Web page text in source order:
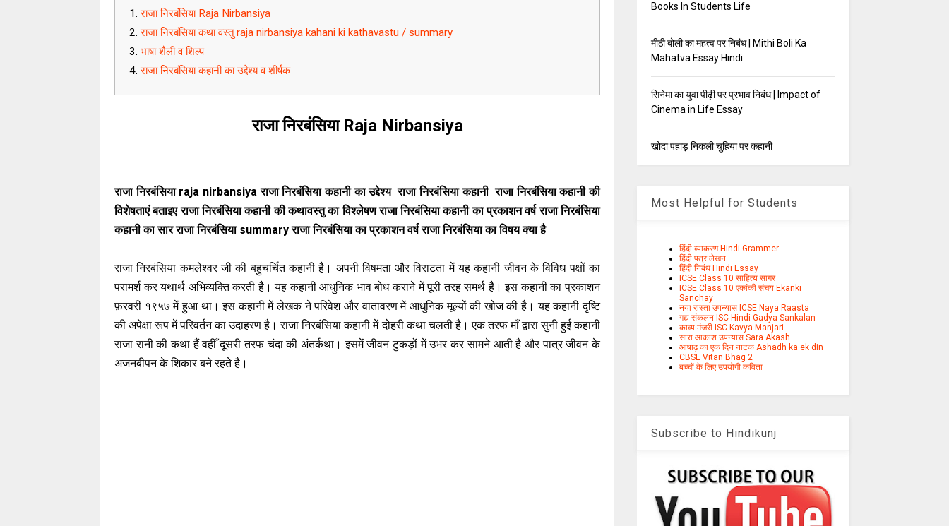
राजा निरबंसिया Raja Nirbansiya
राजा निरबंसिया कथा वस्तु raja nirbansiya kahani ki kathavastu / summary
भाषा शैली व शिल्प
राजा निरबंसिया कहानी का उद्देश्य व शीर्षक
राजा निरबंसिया Raja Nirbansiya
राजा निरबंसिया raja nirbansiya राजा निरबंसिया कहानी का उद्देश्य राजा निरबंसिया कहानी राजा निरबंसिया कहानी की
विशेषताएं बताइए राजा निरबंसिया कहानी की कथावस्तु का विश्लेषण राजा निरबंसिया कहानी का प्रकाशन वर्ष राजा निरबंसिया
कहानी का सार राजा निरबंसिया summary राजा निरबंसिया का प्रकाशन वर्ष राजा निरबंसिया का विषय क्या है
राजा निरबंसिया कमलेश्वर जी की बहुचर्चित कहानी है। अपनी विषमता और विराटता में यह कहानी जीवन के विविध पक्षों का
परामर्श कर यथार्थ अभिव्यक्ति करती है। यह कहानी आधुनिक भाव बोध कराने में पूरी तरह समर्थ है। इस कहानी का प्रकाशन
फ़रवरी १९५७ में हुआ था। इस कहानी में लेखक ने परिवेश और वातावरण में आधुनिक मूल्यों की खोज की है। यह कहानी दृष्टि
की अपेक्षा रूप में परिवर्तन का उदाहरण है। राजा निरबंसिया कहानी में दोहरी कथा चलती है। एक तरफ माँ द्वारा सुनी हुई कहानी
राजा रानी की कथा हैं वहीँ दूसरी तरफ चंदा की अंतर्कथा। इसमें जीवन टुकड़ों में उभर कर सामने आती है और पात्र जीवन के
अजनबीपन के शिकार बने रहते है।
Books In Students Life
मीठी बोली का महत्व पर निबंध | Mithi Boli Ka
Mahatva Essay Hindi
सिनेमा का युवा पीढ़ी पर प्रभाव निबंध | Impact of
Cinema in Life Essay
खोदा पहाड़ निकली चुहिया पर कहानी
Most Helpful for Students
हिंदी व्याकरण Hindi Grammer
हिंदी पत्र लेखन
हिंदी निबंध Hindi Essay
ICSE Class 10 साहित्य सागर
ICSE Class 10 एकांकी संचय Ekanki
Sanchay
नया रास्ता उपन्यास ICSE Naya Raasta
गद्य संकलन ISC Hindi Gadya Sankalan
काव्य मंजरी ISC Kavya Manjari
सारा आकाश उपन्यास Sara Akash
आषाढ़ का एक दिन नाटक Ashadh ka ek din
CBSE Vitan Bhag 2
बच्चों के लिए उपयोगी कविता
Subscribe to Hindikunj